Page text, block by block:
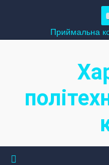
Приймальна